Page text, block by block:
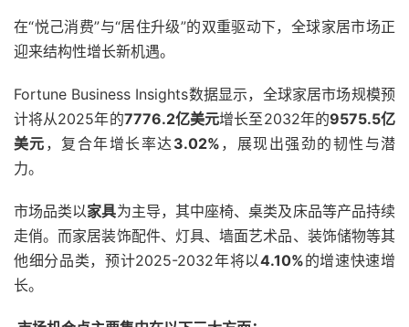
在“悦己消费”与“居住升级”的双重驱动下，全球家居市场正
迎来结构性增长新机遇。
Fortune Business Insights数据显示，全球家居市场规模预
计将从2025年的7776.2亿美元增长至2032年的9575.5亿
美元 ，复合年增长率达 3.02% ，展现出强劲的韧性与潜
力。
市场品类以家具为主导，其中座椅、桌类及床品等产品持续
走俏。而家居装饰配件、灯具、墙面艺术品、装饰储物等其
他细分品类，预计2025-2032年将以4.10%的增速快速增
长。